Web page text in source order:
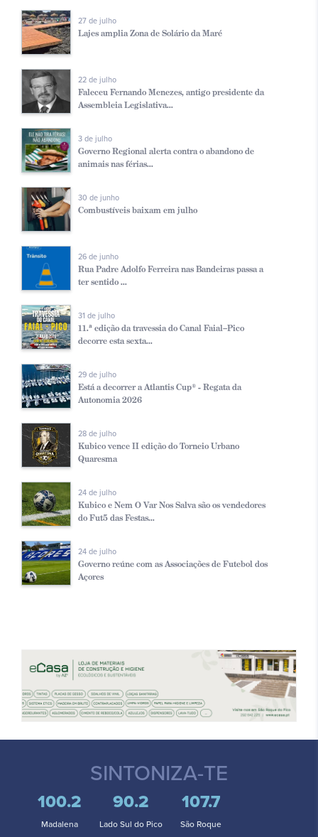
27 de julho
Lajes amplia Zona de Solário da Maré
22 de julho
Faleceu Fernando Menezes, antigo presidente da
Assembleia Legislativa...
3 de julho
Governo Regional alerta contra o abandono de
animais nas férias...
30 de junho
Combustíveis baixam em julho
26 de junho
Rua Padre Adolfo Ferreira nas Bandeiras passa a
ter sentido ...
31 de julho
11.ª edição da travessia do Canal Faial–Pico
decorre esta sexta...
29 de julho
Está a decorrer a Atlantis Cup® - Regata da
Autonomia 2026
28 de julho
Kubico vence II edição do Torneio Urbano
Quaresma
24 de julho
Kubico e Nem O Var Nos Salva são os vendedores
do Fut5 das Festas...
24 de julho
Governo reúne com as Associações de Futebol dos
Açores
SINTONIZA-TE
100.2
Madalena
90.2
Lado Sul do Pico
107.7
São Roque